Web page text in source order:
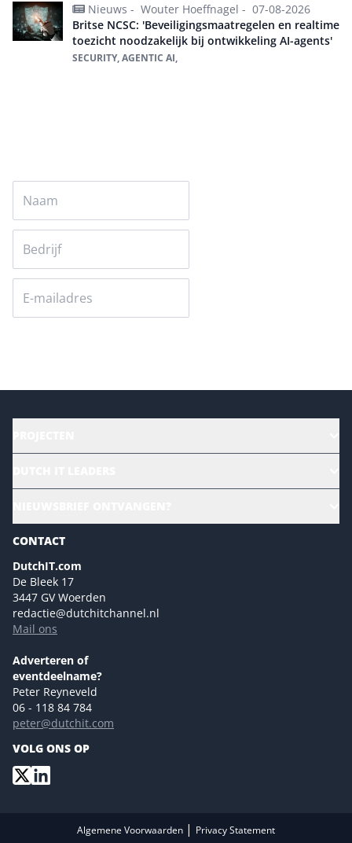
Nieuws - Wouter Hoeffnagel - 07-08-2026
Britse NCSC: 'Beveiligingsmaatregelen en realtime
toezicht noodzakelijk bij ontwikkeling AI-agents'
SECURITY, AGENTIC AI,
Sustainability | Green IT
Marketing- en contentmogelijkheden 2026
Events- en sponsormogelijkheden 2026
Ons team
Colofon
Tip de redactie
Versturen
CONTACT
DutchIT.com
De Bleek 17
3447 GV Woerden
redactie@dutchitchannel.nl
Mail ons
Adverteren of
eventdeelname?
Peter Reyneveld
06 - 118 84 784
peter@dutchit.com
VOLG ONS OP
Algemene Voorwaarden | Privacy Statement